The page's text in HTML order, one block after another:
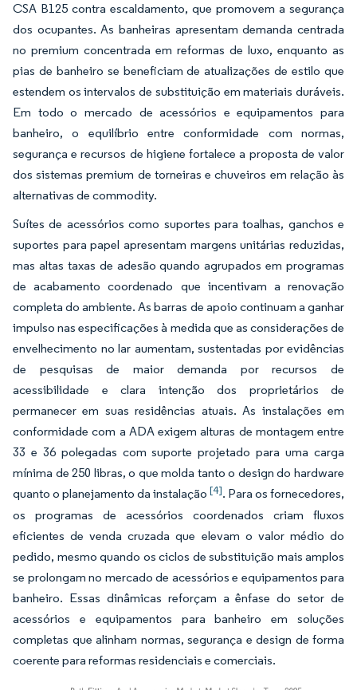
CSA B125 contra escaldamento, que promovem a segurança
dos ocupantes. As banheiras apresentam demanda centrada
no premium concentrada em reformas de luxo, enquanto as
pias de banheiro se beneficiam de atualizações de estilo que
estendem os intervalos de substituição em materiais duráveis.
Em todo o mercado de acessórios e equipamentos para
banheiro, o equilíbrio entre conformidade com normas,
segurança e recursos de higiene fortalece a proposta de valor
dos sistemas premium de torneiras e chuveiros em relação às
alternativas de commodity.
Suítes de acessórios como suportes para toalhas, ganchos e
suportes para papel apresentam margens unitárias reduzidas,
mas altas taxas de adesão quando agrupados em programas
de acabamento coordenado que incentivam a renovação
completa do ambiente. As barras de apoio continuam a ganhar
impulso nas especificações à medida que as considerações de
envelhecimento no lar aumentam, sustentadas por evidências
de pesquisas de maior demanda por recursos de
acessibilidade e clara intenção dos proprietários de
permanecer em suas residências atuais. As instalações em
conformidade com a ADA exigem alturas de montagem entre
33 e 36 polegadas com suporte projetado para uma carga
mínima de 250 libras, o que molda tanto o design do hardware
quanto o planejamento da instalação [4]. Para os fornecedores,
os programas de acessórios coordenados criam fluxos
eficientes de venda cruzada que elevam o valor médio do
pedido, mesmo quando os ciclos de substituição mais amplos
se prolongam no mercado de acessórios e equipamentos para
banheiro. Essas dinâmicas reforçam a ênfase do setor de
acessórios e equipamentos para banheiro em soluções
completas que alinham normas, segurança e design de forma
coerente para reformas residenciais e comerciais.